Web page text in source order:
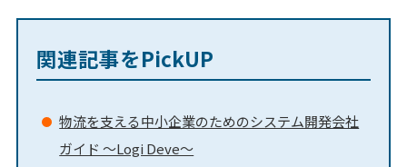
関連記事をPickUP
物流を支える中小企業のためのシステム開発会社
ガイド ～Logi Deve～